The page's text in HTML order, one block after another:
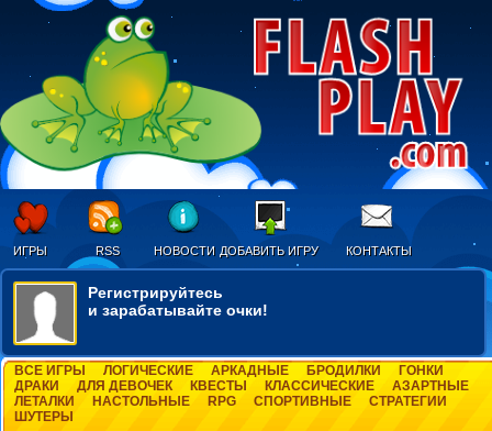
ИГРЫ RSS НОВОСТИ ДОБАВИТЬ ИГРУ КОНТАКТЫ
Регистрируйтесь
и зарабатывайте очки!
ВСЕ ИГРЫ ЛОГИЧЕСКИЕ АРКАДНЫЕ БРОДИЛКИ
ГОНКИ
ДРАКИ
ДЛЯ ДЕВОЧЕК КВЕСТЫ КЛАССИЧЕСКИЕ
АЗАРТНЫЕ
ЛЕТАЛКИ
НАСТОЛЬНЫЕ RPG СПОРТИВНЫЕ
СТРАТЕГИИ
ШУТЕРЫ